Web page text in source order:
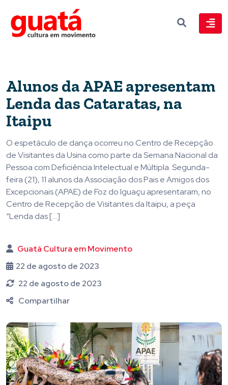
Alunos da APAE apresentam
Lenda das Cataratas, na
Itaipu
O espetáculo de dança ocorreu no Centro de Recepção
de Visitantes da Usina como parte da Semana Nacional da
Pessoa com Deficiência Intelectual e Múltipla. Segunda-
feira (21), 11 alunos da Associação dos Pais e Amigos dos
Excepcionais (APAE) de Foz do Iguaçu apresentaram, no
Centro de Recepção de Visitantes da Itaipu, a peça
“Lenda das […]
Guatá Cultura em Movimento
22 de agosto de 2023
22 de agosto de 2023
Compartilhar